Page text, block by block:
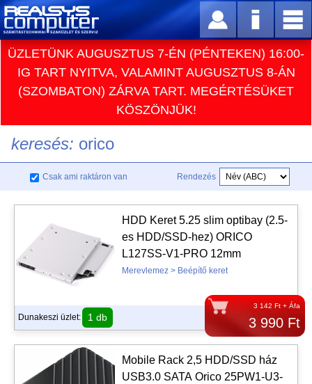
ÜZLETÜNK AUGUSZTUS 7-ÉN (PÉNTEKEN) 16:00-
IG TART NYITVA, VALAMINT AUGUSZTUS 8-ÁN
(SZOMBATON) ZÁRVA TART. MEGÉRTÉSÜKET
KÖSZÖNJÜK!
keresés: orico
Csak ami raktáron van Rendezés
3 142 Ft + Áfa
3 990 Ft
HDD Keret 5.25 slim optibay (2.5-
es HDD/SSD-hez) ORICO
L127SS-V1-PRO 12mm
Merevlemez > Beépítő keret
Dunakeszi üzlet: 1 db
Mobile Rack 2,5 HDD/SSD ház
USB3.0 SATA Orico 25PW1-U3-